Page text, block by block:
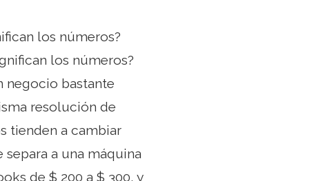
los números?
los números?
negocio bastante
resolución de
tienden a cambiar
a una máquina
de $ 200 a $ 300, y